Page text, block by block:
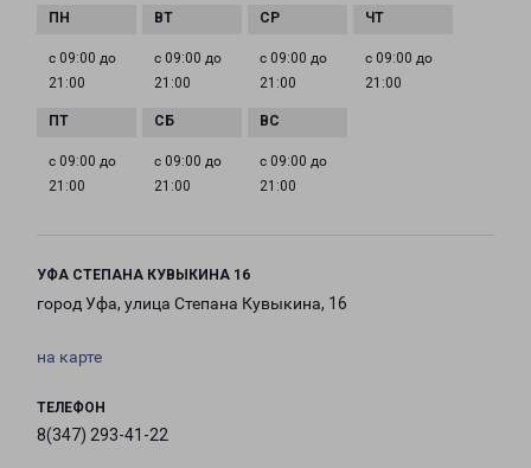
с 09:00 до
21:00
с 09:00 до
21:00
с 09:00 до
21:00
с 09:00 до
21:00
с 09:00 до
21:00
с 09:00 до
21:00
с 09:00 до
21:00
УФА СТЕПАНА КУВЫКИНА 16
город Уфа, улица Степана Кувыкина, 16
на карте
ТЕЛЕФОН
8(347) 293-41-22